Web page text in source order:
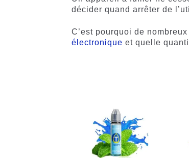
décider quand arrêter de
C’est pourquoi de
électronique et quelle